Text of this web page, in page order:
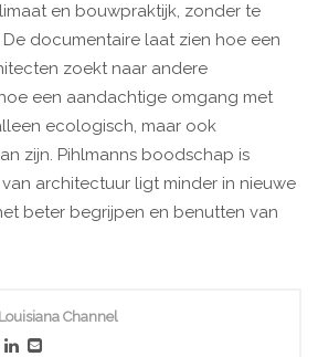
en bouwpraktijk, zonder te
documentaire laat zien hoe een
zoekt naar andere
een aandachtige omgang met
ecologisch, maar ook
zijn. Pihlmanns boodschap is
architectuur ligt minder in nieuwe
beter begrijpen en benutten van
Channel